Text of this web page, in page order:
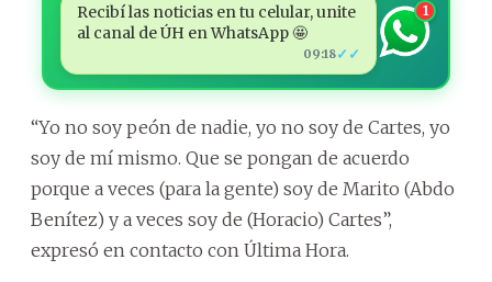
Recibí las noticias en tu celular, unite
al canal de ÚH en WhatsApp 🤩
09:18✓✓
1
“Yo no soy peón de nadie, yo no soy de Cartes, yo
soy de mí mismo. Que se pongan de acuerdo
porque a veces (para la gente) soy de Marito (Abdo
Benítez) y a veces soy de (Horacio) Cartes”,
expresó en contacto con Última Hora.